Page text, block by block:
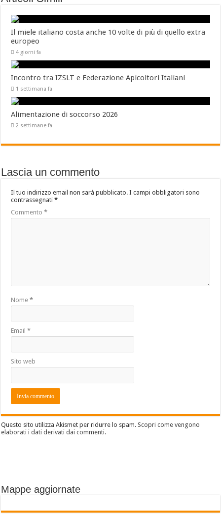
Il miele italiano costa anche 10 volte di più di quello extra
europeo
4 giorni fa
Incontro tra IZSLT e Federazione Apicoltori Italiani
1 settimana fa
Alimentazione di soccorso 2026
2 settimane fa
Lascia un commento
Il tuo indirizzo email non sarà pubblicato. I campi obbligatori sono
contrassegnati*
Commento*
Nome*
Email*
Sito web
Questo sito utilizza Akismet per ridurre lo spam.Scopri come vengono
elaborati i dati derivati dai commenti.
Mappe aggiornate